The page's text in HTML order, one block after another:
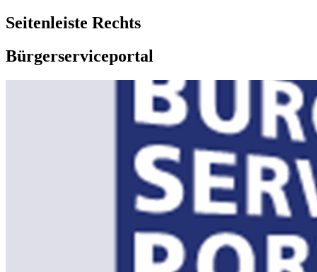
Seitenleiste Rechts
Bürgerserviceportal